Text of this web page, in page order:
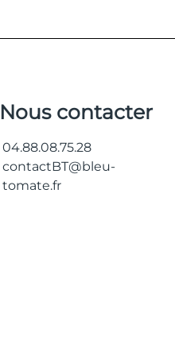
Nous contacter
04.88.08.75.28
contactBT@bleu-
tomate.fr